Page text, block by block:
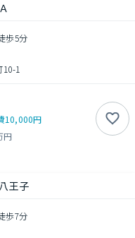
歩5分
1
10,000円
円
王子
歩7分